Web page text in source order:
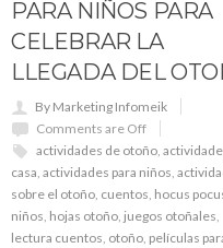
PARA NIÑOS PARA
CELEBRAR LA
LLEGADA DEL
By Marketing Infomeik
Comments are Off
actividades de otoño
casa actividades para niños
sobre el otoño cuentos hocus
niños hojas otoño juegos otoñales
lectura cuentos otoño películas